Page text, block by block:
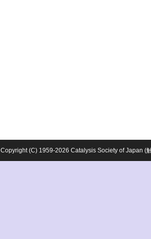
Copyright (C) 1959-2026 Catalysis Society of Japan (